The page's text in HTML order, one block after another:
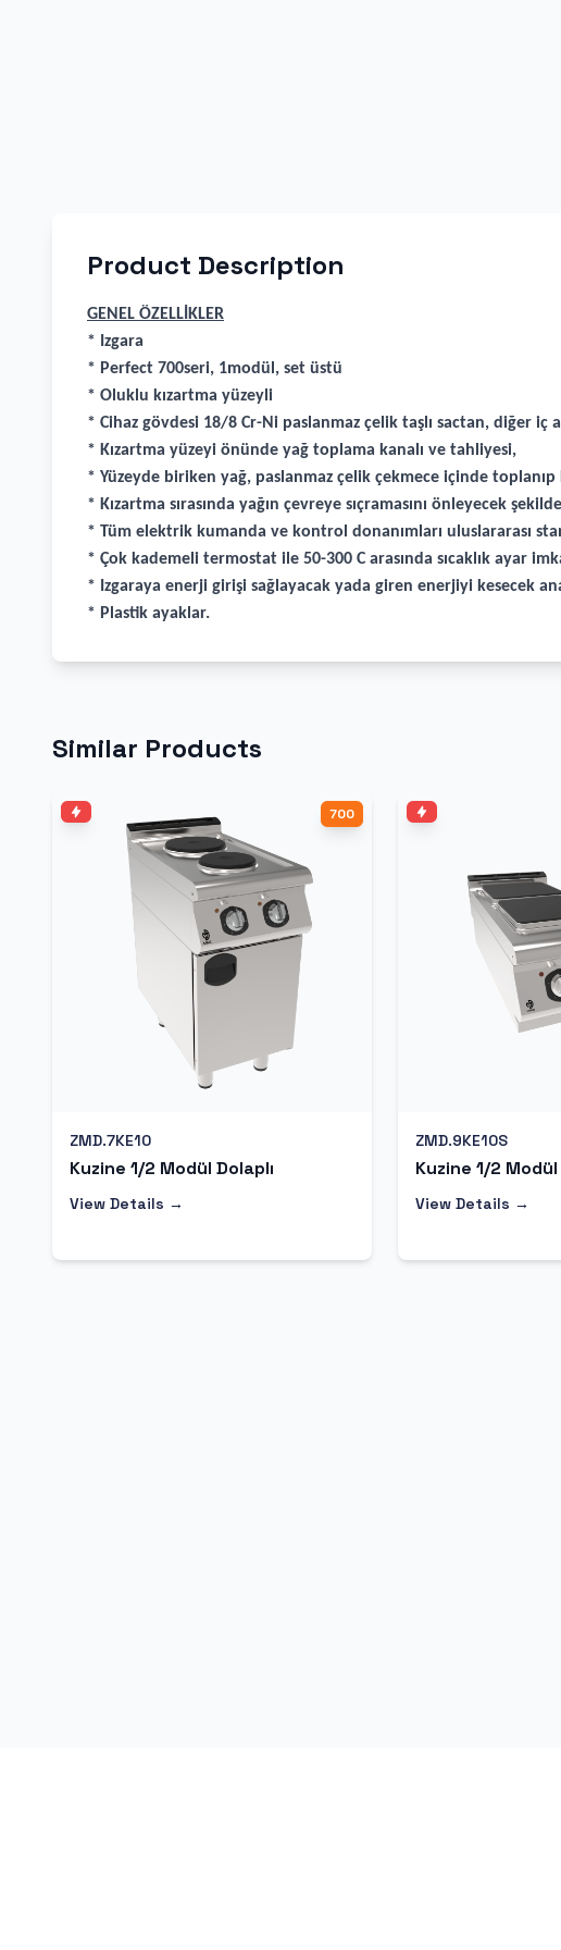
Product Description
GENEL ÖZELLİKLER
* Izgara
* Perfect 700seri, 1modül, set üstü
* Oluklu kızartma yüzeyli
* Cihaz gövdesi 18/8 Cr-Ni paslanmaz çelik taşlı sactan, diğer iç
* Kızartma yüzeyi önünde yağ toplama kanalı ve tahliyesi,
* Yüzeyde biriken yağ, paslanmaz çelik çekmece içinde
* Kızartma sırasında yağın çevreye sıçramasını önleyecek
* Tüm elektrik kumanda ve kontrol donanımları uluslararası
* Çok kademeli termostat ile 50-300 C arasında sıcaklık ayar
* Izgaraya enerji girişi sağlayacak yada giren enerjiyi kesecek
* Plastik ayaklar.
Similar Products
700
ZMD.7KE10
Kuzine 1/2 Modül Dolaplı
View Details →
ZMD.9KE10S
Kuzine 1/2
View Details →